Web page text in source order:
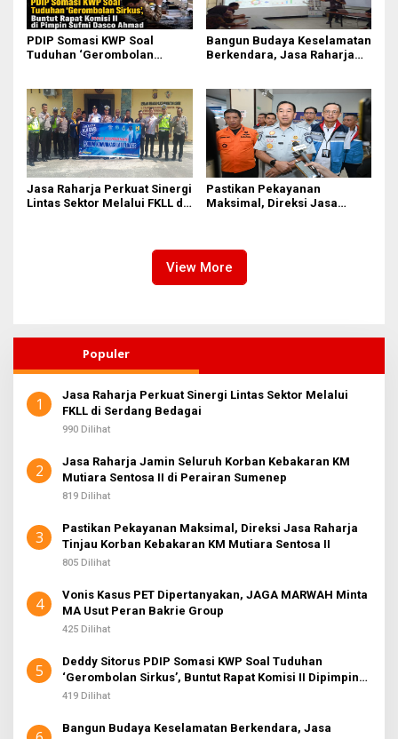
PDIP Somasi KWP Soal
Tuduhan ‘Gerombolan
Ahmad
Bangun Budaya Keselamatan
Berkendara, Jasa Raharja
Jasa Raharja Perkuat Sinergi
Lintas Sektor Melalui FKLL di
Pastikan Pekayanan
Maksimal, Direksi Jasa
View More
Populer
1
Jasa Raharja Perkuat Sinergi Lintas Sektor Melalui
FKLL di Serdang Bedagai
990 Dilihat
2
Jasa Raharja Jamin Seluruh Korban Kebakaran KM
Mutiara Sentosa II di Perairan Sumenep
819 Dilihat
3
Pastikan Pekayanan Maksimal, Direksi Jasa Raharja
Tinjau Korban Kebakaran KM Mutiara Sentosa II
805 Dilihat
4
Vonis Kasus PET Dipertanyakan, JAGA MARWAH Minta
MA Usut Peran Bakrie Group
425 Dilihat
5
Deddy Sitorus PDIP Somasi KWP Soal Tuduhan
‘Gerombolan Sirkus’, Buntut Rapat Komisi II Dipimpin
Sufmi Dasco Ahmad
419 Dilihat
Bangun Budaya Keselamatan Berkendara, Jasa